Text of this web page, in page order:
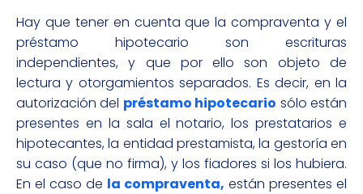
Hay que tener en cuenta que la compraventa y el
préstamo hipotecario son escrituras
independientes, y que por ello son objeto de
lectura y otorgamientos separados. Es decir, en la
autorización del préstamo hipotecario sólo están
presentes en la sala el notario, los prestatarios e
hipotecantes, la entidad prestamista, la gestoría en
su caso (que no firma), y los fiadores si los hubiera.
En el caso de la compraventa, están presentes el